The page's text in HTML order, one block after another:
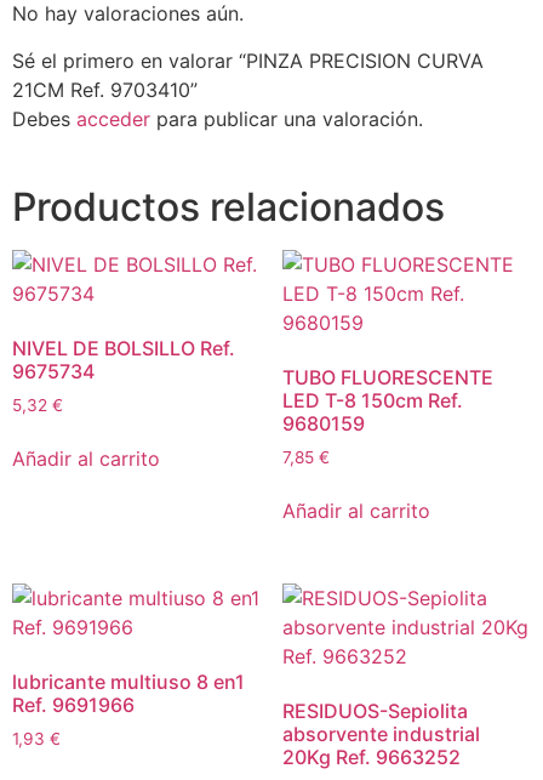
No hay valoraciones aún.
Sé el primero en valorar “PINZA PRECISION CURVA
21CM Ref. 9703410”
Debes acceder para publicar una valoración.
Productos relacionados
NIVEL DE BOLSILLO Ref.
9675734
5,32 €
Añadir al carrito
TUBO FLUORESCENTE
LED T-8 150cm Ref.
9680159
7,85 €
Añadir al carrito
lubricante multiuso 8 en1
Ref. 9691966
1,93 €
RESIDUOS-Sepiolita
absorvente industrial
20Kg Ref. 9663252